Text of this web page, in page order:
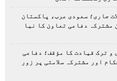
جاری؛ سعودی عرب، پاکستان
مشترکہ دفاعی تعاون کا نیا
و ترک قیادت کا مؤقف؛ دفاعی
اور مشترکہ سلامتی پر زور